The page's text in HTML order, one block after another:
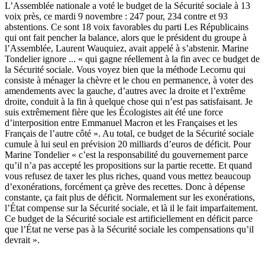
L’Assemblée nationale a voté le budget de la Sécurité sociale à 13
voix près, ce mardi 9 novembre : 247 pour, 234 contre et 93
abstentions. Ce sont 18 voix favorables du parti Les Républicains
qui ont fait pencher la balance, alors que le président du groupe à
l’Assemblée, Laurent Wauquiez, avait appelé à s’abstenir. Marine
Tondelier ignore ... « qui gagne réellement à la fin avec ce budget de
la Sécurité sociale. Vous voyez bien que la méthode Lecornu qui
consiste à ménager la chèvre et le chou en permanence, à voter des
amendements avec la gauche, d’autres avec la droite et l’extrême
droite, conduit à la fin à quelque chose qui n’est pas satisfaisant. Je
suis extrêmement fière que les Écologistes ait été une force
d’interposition entre Emmanuel Macron et les Françaises et les
Français de l’autre côté ». Au total, ce budget de la Sécurité sociale
cumule à lui seul en prévision 20 milliards d’euros de déficit. Pour
Marine Tondelier « c’est la responsabilité du gouvernement parce
qu’il n’a pas accepté les propositions sur la partie recette. Et quand
vous refusez de taxer les plus riches, quand vous mettez beaucoup
d’exonérations, forcément ça grève des recettes. Donc à dépense
constante, ça fait plus de déficit. Normalement sur les exonérations,
l’État compense sur la Sécurité sociale, et là il le fait imparfaitement.
Ce budget de la Sécurité sociale est artificiellement en déficit parce
que l’État ne verse pas à la Sécurité sociale les compensations qu’il
devrait ».